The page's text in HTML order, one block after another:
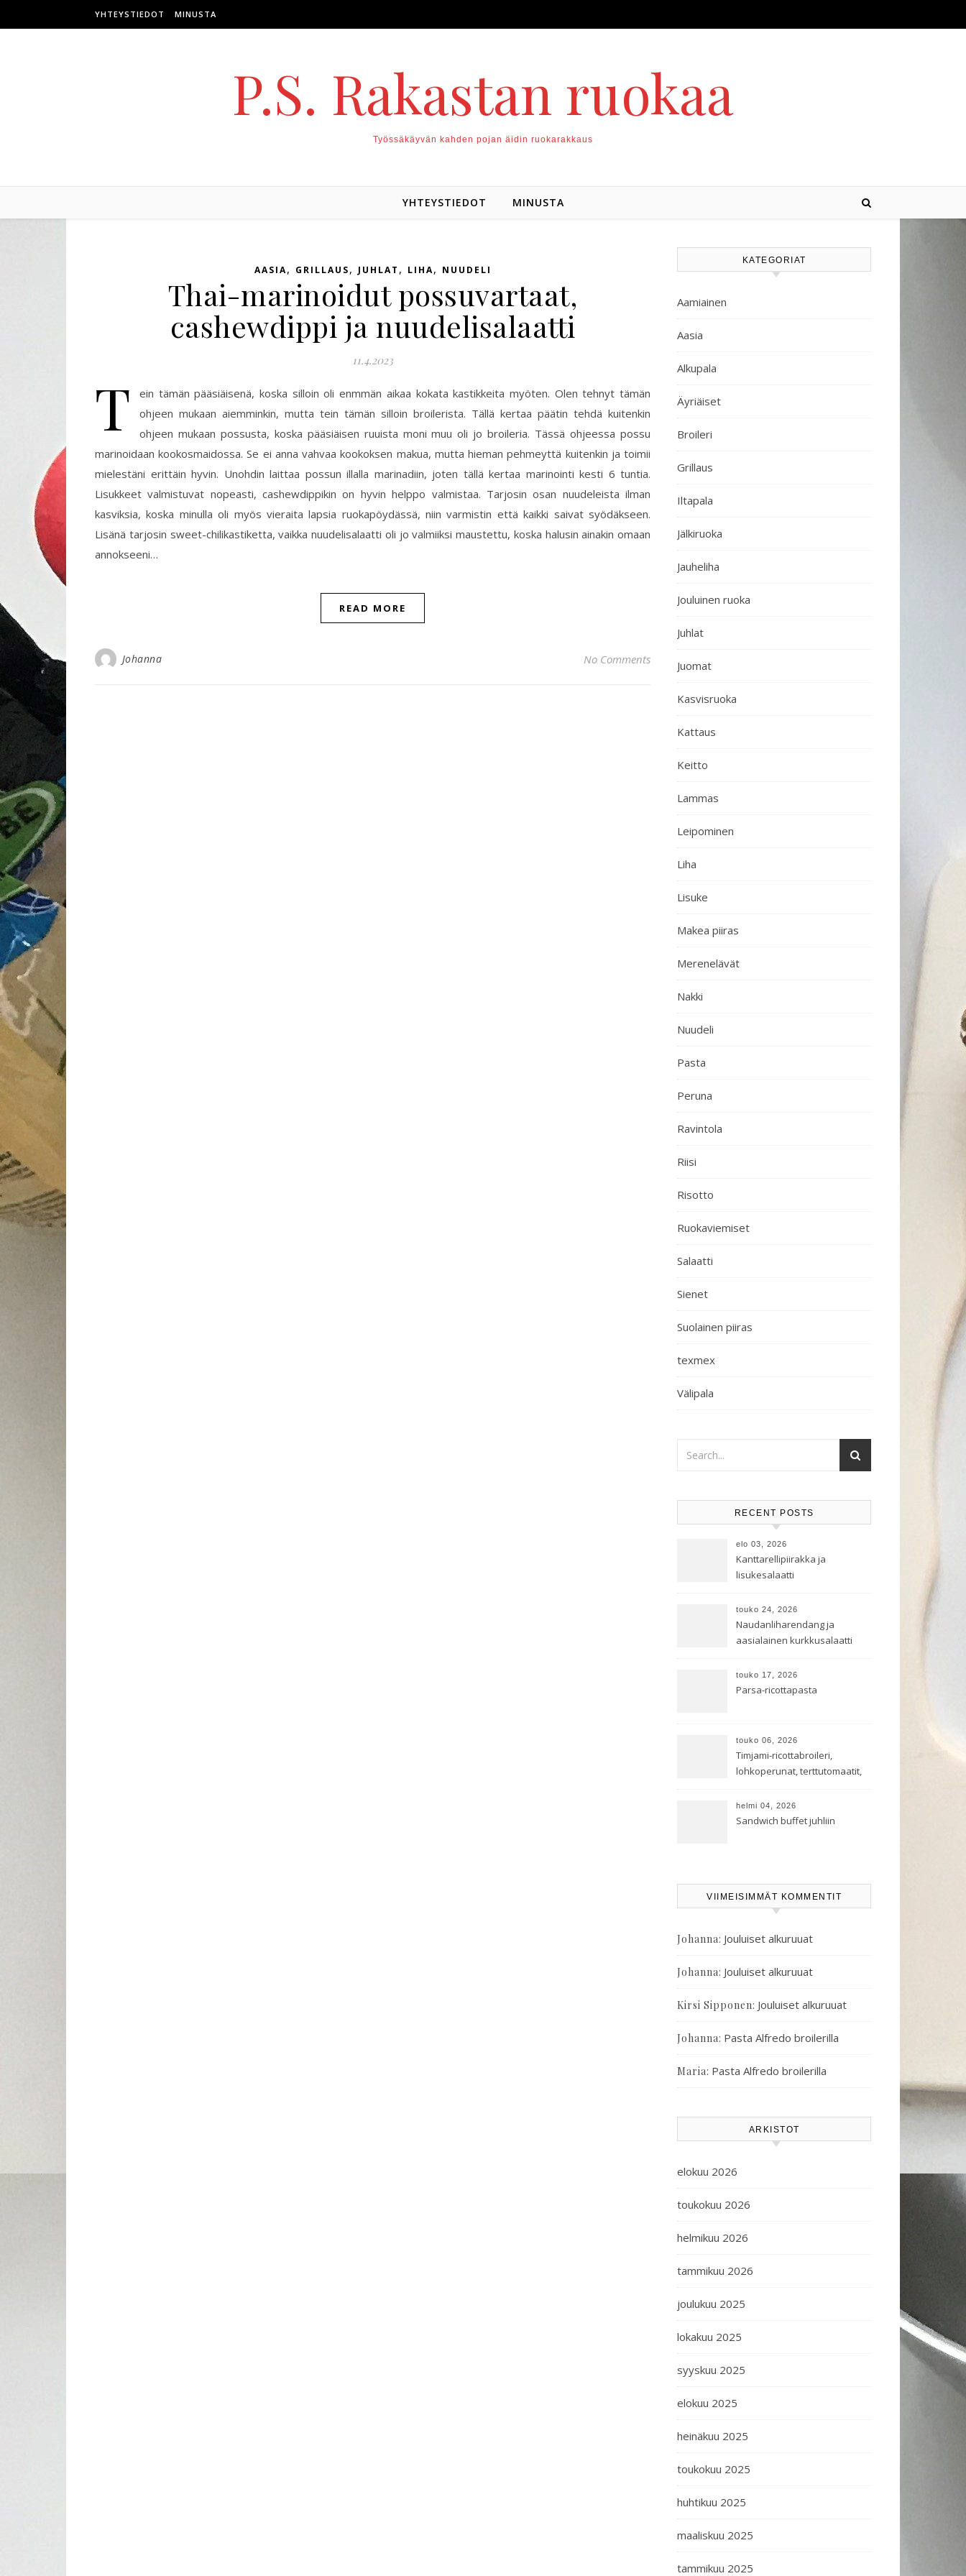
YHTEYSTIEDOT MINUSTA
P.S. Rakastan ruokaa
Työssäkäyvän kahden pojan äidin ruokarakkaus
YHTEYSTIEDOT MINUSTA
AASIA, GRILLAUS, JUHLAT , LIHA, NUUDELI
Thai-marinoidut possuvartaat,
cashewdippi ja nuudelisalaatti
11.4.2023
T
ein tämän pääsiäisenä, koska silloin oli enmmän aikaa kokata kastikkeita myöten. Olen tehnyt tämän
ohjeen mukaan aiemminkin, mutta tein tämän silloin broilerista. Tällä kertaa päätin tehdä kuitenkin
ohjeen mukaan possusta, koska pääsiäisen ruuista moni muu oli jo broileria. Tässä ohjeessa possu
marinoidaan kookosmaidossa. Se ei anna vahvaa kookoksen makua, mutta hieman pehmeyttä kuitenkin ja toimii
mielestäni erittäin hyvin. Unohdin laittaa possun illalla marinadiin, joten tällä kertaa marinointi kesti 6 tuntia.
Lisukkeet valmistuvat nopeasti, cashewdippikin on hyvin helppo valmistaa. Tarjosin osan nuudeleista ilman
kasviksia, koska minulla oli myös vieraita lapsia ruokapöydässä, niin varmistin että kaikki saivat syödäkseen.
Lisänä tarjosin sweet-chilikastiketta, vaikka nuudelisalaatti oli jo valmiiksi maustettu, koska halusin ainakin omaan
annokseeni…
READ MORE
Johanna No Comments
KATEGORIAT
Aamiainen
Aasia
Alkupala
Äyriäiset
Broileri
Grillaus
Iltapala
Jälkiruoka
Jauheliha
Jouluinen ruoka
Juhlat
Juomat
Kasvisruoka
Kattaus
Keitto
Lammas
Leipominen
Liha
Lisuke
Makea piiras
Merenelävät
Nakki
Nuudeli
Pasta
Peruna
Ravintola
Riisi
Risotto
Ruokaviemiset
Salaatti
Sienet
Suolainen piiras
texmex
Välipala
RECENT POSTS
elo 03, 2026
Kanttarellipiirakka ja
lisukesalaatti
touko 24, 2026
Naudanliharendang ja
aasialainen kurkkusalaatti
touko 17, 2026
Parsa-ricottapasta
touko 06, 2026
Timjami-ricottabroileri,
lohkoperunat, terttutomaatit,
salaatti
helmi 04, 2026
Sandwich buffet juhliin
VIIMEISIMMÄT KOMMENTIT
Johanna: Jouluiset alkuruuat
Johanna: Jouluiset alkuruuat
Kirsi Sipponen: Jouluiset alkuruuat
Johanna: Pasta Alfredo broilerilla
Maria: Pasta Alfredo broilerilla
ARKISTOT
elokuu 2026
toukokuu 2026
helmikuu 2026
tammikuu 2026
joulukuu 2025
lokakuu 2025
syyskuu 2025
elokuu 2025
heinäkuu 2025
toukokuu 2025
huhtikuu 2025
maaliskuu 2025
tammikuu 2025